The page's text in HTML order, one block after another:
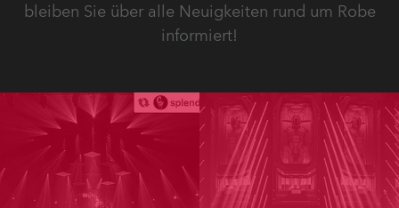
bleiben Sie über alle Neuigkeiten rund um Robe
informiert!